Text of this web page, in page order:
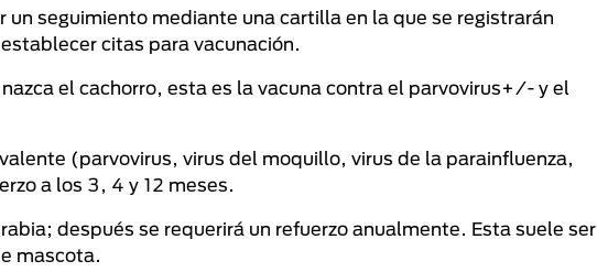
seguimiento mediante una cartilla en la que se registrarán
citas para vacunación.
el cachorro, esta es la vacuna contra el parvovirus+/- y el
(parvovirus, virus del moquillo, virus de la parainfluenza,
a los 3, 4 y 12 meses.
después se requerirá un refuerzo anualmente. Esta suele ser
mascota.